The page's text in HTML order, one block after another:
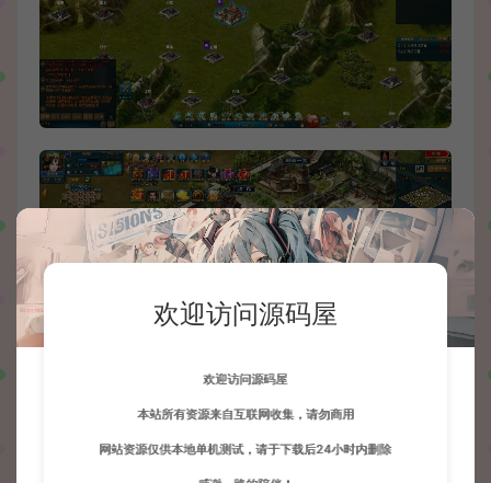
欢迎访问源码屋
欢迎访问源码屋
本站所有资源来自互联网收集，请勿商用
网站资源仅供本地单机测试，请于下载后24小时内删除